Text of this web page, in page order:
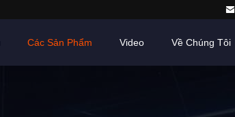
Các Sản Phẩm Video Về Chúng Tôi